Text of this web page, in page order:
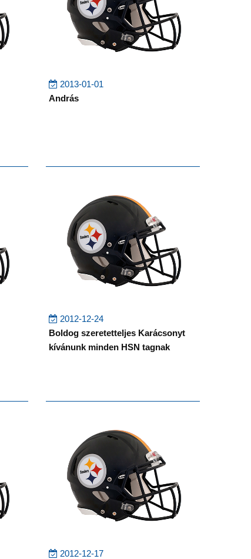
2013-01-01
András
2012-12-24
Boldog szeretetteljes Karácsonyt
kívánunk minden HSN tagnak
2012-12-17